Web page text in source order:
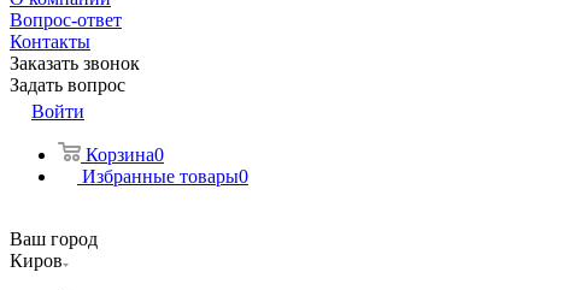
Вопрос-ответ
Контакты
Заказать звонок
Задать вопрос
Войти
Корзина0
Избранные товары0
Ваш город
Киров